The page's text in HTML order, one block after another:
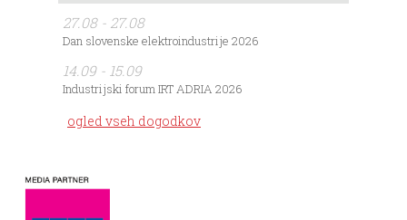
27.08 - 27.08
Dan slovenske elektroindustrije 2026
14.09 - 15.09
Industrijski forum IRT ADRIA 2026
ogled vseh dogodkov